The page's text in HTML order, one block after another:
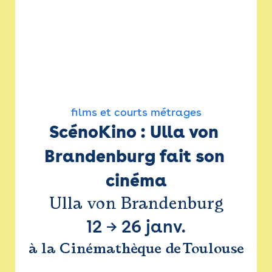
films et courts métrages
ScénoKino : Ulla von
Brandenburg fait son
cinéma
Ulla von Brandenburg
12 → 26 janv.
à la Cinémathèque de Toulouse